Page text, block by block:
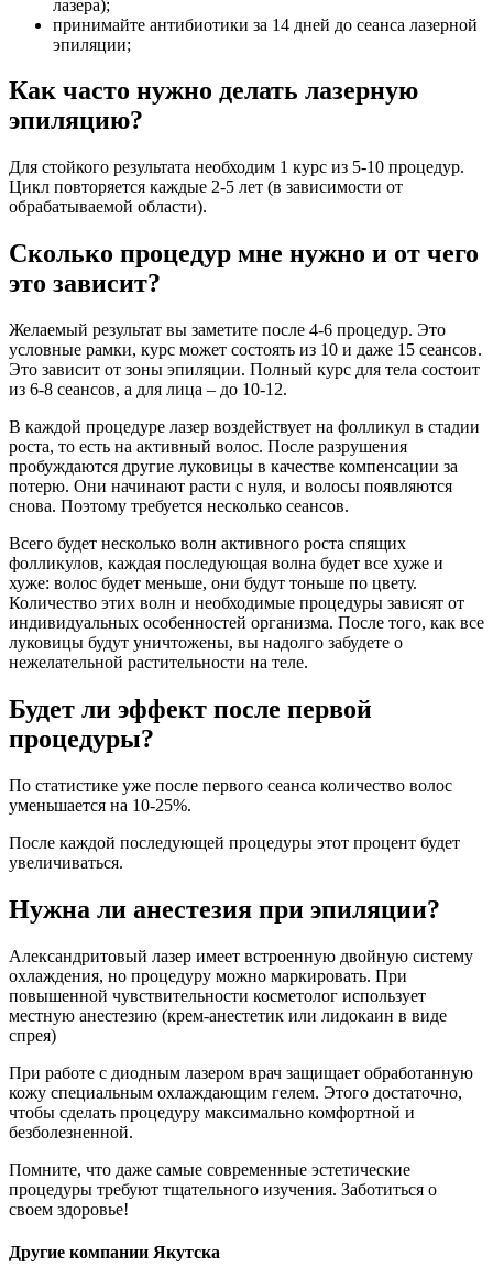
лазера);
принимайте антибиотики за 14 дней до сеанса лазерной
эпиляции;
Как часто нужно делать лазерную
эпиляцию?
Для стойкого результата необходим 1 курс из 5-10 процедур.
Цикл повторяется каждые 2-5 лет (в зависимости от
обрабатываемой области).
Сколько процедур мне нужно и от чего
это зависит?
Желаемый результат вы заметите после 4-6 процедур. Это
условные рамки, курс может состоять из 10 и даже 15 сеансов.
Это зависит от зоны эпиляции. Полный курс для тела состоит
из 6-8 сеансов, а для лица – до 10-12.
В каждой процедуре лазер воздействует на фолликул в стадии
роста, то есть на активный волос. После разрушения
пробуждаются другие луковицы в качестве компенсации за
потерю. Они начинают расти с нуля, и волосы появляются
снова. Поэтому требуется несколько сеансов.
Всего будет несколько волн активного роста спящих
фолликулов, каждая последующая волна будет все хуже и
хуже: волос будет меньше, они будут тоньше по цвету.
Количество этих волн и необходимые процедуры зависят от
индивидуальных особенностей организма. После того, как все
луковицы будут уничтожены, вы надолго забудете о
нежелательной растительности на теле.
Будет ли эффект после первой
процедуры?
По статистике уже после первого сеанса количество волос
уменьшается на 10-25%.
После каждой последующей процедуры этот процент будет
увеличиваться.
Нужна ли анестезия при эпиляции?
Александритовый лазер имеет встроенную двойную систему
охлаждения, но процедуру можно маркировать. При
повышенной чувствительности косметолог использует
местную анестезию (крем-анестетик или лидокаин в виде
спрея)
При работе с диодным лазером врач защищает обработанную
кожу специальным охлаждающим гелем. Этого достаточно,
чтобы сделать процедуру максимально комфортной и
безболезненной.
Помните, что даже самые современные эстетические
процедуры требуют тщательного изучения. Заботиться о
своем здоровье!
Другие компании Якутска